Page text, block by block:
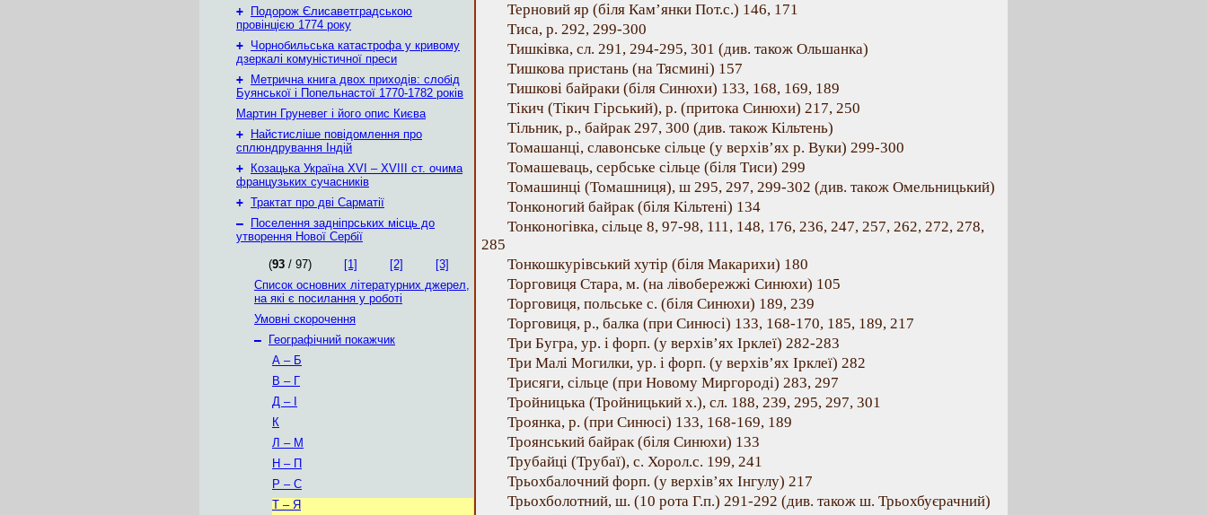
+
Подорож Єлисаветградською
провінцією 1774 року
+ Чорнобильська катастрофа у кривому
дзеркалі комуністичної преси
+
Метрична книга двох приходів: слобід
Буянської і Попельнастої 1770-1782 років
Мартин Груневег і його опис Києва
+
Найстисліше повідомлення про
сплюндрування Індій
+
Козацька Україна ХVІ – ХVІІІ ст. очима
французьких сучасників
+ Трактат про дві Сарматії
–
Поселення задніпрських місць до
утворення Нової Сербії
(93 / 97) [1] [2]
[3]
Список основних літературних джерел,
на які є посилання у роботі
Умовні скорочення
–
Географічний покажчик
А – Б
В – Г
Д – І
К
Л – М
Н – П
Р – С
Т – Я
Терновий яр (біля Кам’янки Пот.с.) 146, 171
Тиса, р. 292, 299-300
Тишківка, сл. 291, 294-295, 301 (див. також Ольшанка)
Тишкова пристань (на Тясмині) 157
Тишкові байраки (біля Синюхи) 133, 168, 169, 189
Тікич (Тікич Гірський), р. (притока Синюхи) 217, 250
Тільник, р., байрак 297, 300 (див. також Кільтень)
Томашанці, славонське сільце (у верхів’ях р. Вуки) 299-300
Томашеваць, сербське сільце (біля Тиси) 299
Томашинці (Томашниця), ш 295, 297, 299-302 (див. також Омельницький)
Тонконогий байрак (біля Кільтені) 134
Тонконогівка, сільце 8, 97-98, 111, 148, 176, 236, 247, 257, 262, 272, 278,
285
Тонкошкурівський хутір (біля Макарихи) 180
Торговиця Стара, м. (на лівобережжі Синюхи) 105
Торговиця, польське с. (біля Синюхи) 189, 239
Торговиця, р., балка (при Синюсі) 133, 168-170, 185, 189, 217
Три Бугра, ур. і форп. (у верхів’ях Ірклеї) 282-283
Три Малі Могилки, ур. і форп. (у верхів’ях Ірклеї) 282
Трисяги, сільце (при Новому Миргороді) 283, 297
Тройницька (Тройницький х.), сл. 188, 239, 295, 297, 301
Троянка, р. (при Синюсі) 133, 168-169, 189
Троянський байрак (біля Синюхи) 133
Трубайці (Трубаї), с. Хорол.с. 199, 241
Трьохбалочний форп. (у верхів’ях Інгулу) 217
Трьохболотний, ш. (10 рота Г.п.) 291-292 (див. також ш. Трьохбуєрачний)